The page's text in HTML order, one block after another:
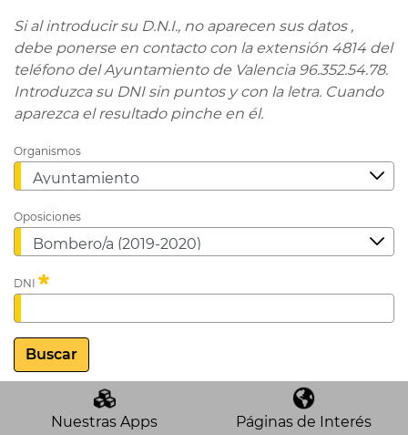
Si al introducir su D.N.I., no aparecen sus datos ,
debe ponerse en contacto con la extensión 4814 del
teléfono del Ayuntamiento de Valencia 96.352.54.78.
Introduzca su DNI sin puntos y con la letra. Cuando
aparezca el resultado pinche en él.
Organismos
Oposiciones
DNI Requerido
Buscar
Nuestras Apps Páginas de Interés